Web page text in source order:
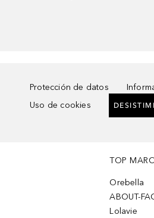
Protección de datos
Uso de cookies
TOP
Orebella
ABOUT-
Lolavie